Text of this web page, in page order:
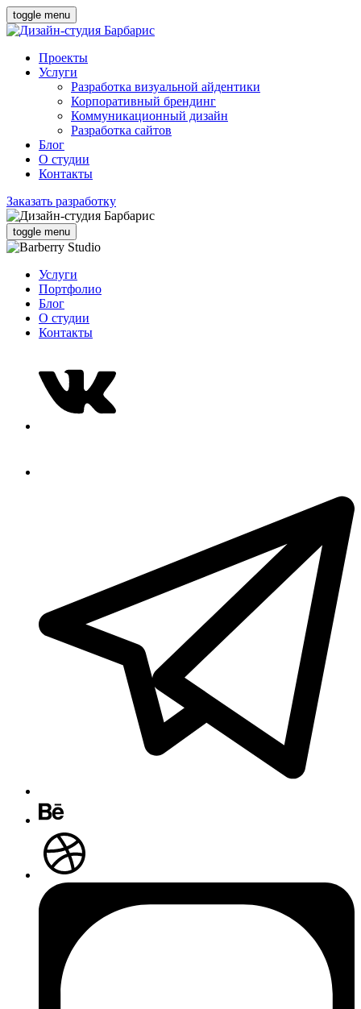
toggle menu
Проекты
Услуги
Разработка визуальной айдентики
Корпоративный брендинг
Коммуникационный дизайн
Разработка сайтов
Блог
О студии
Контакты
Заказать разработку
toggle menu
Услуги
Портфолио
Блог
О студии
Контакты